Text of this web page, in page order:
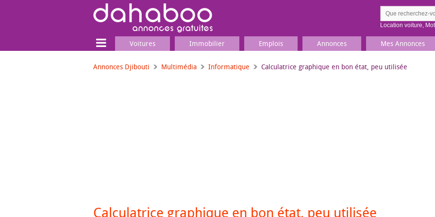
Location voiture,
Voitures Immobilier Emplois Annonces Mes Annonces
Annonces Djibouti Multimédia Informatique Calculatrice graphique en bon état, peu utilisée
Calculatrice graphique en bon état, peu utilisée